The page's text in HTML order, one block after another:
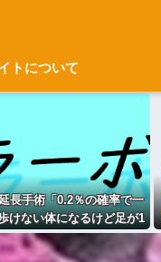
トについて
長手術「0.2％の確率で一
けない体になるけど足が1
伸びます」←コスパ良す
ぎるだろ